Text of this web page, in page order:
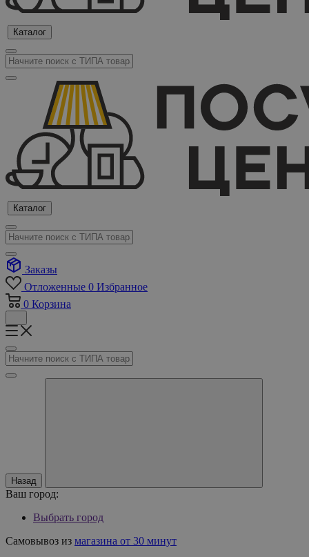
Каталог
Каталог
Заказы
Отложенные 0 Избранное
0 Корзина
Назад
Ваш город:
Выбрать город
Самовывоз из магазина от 30 минут